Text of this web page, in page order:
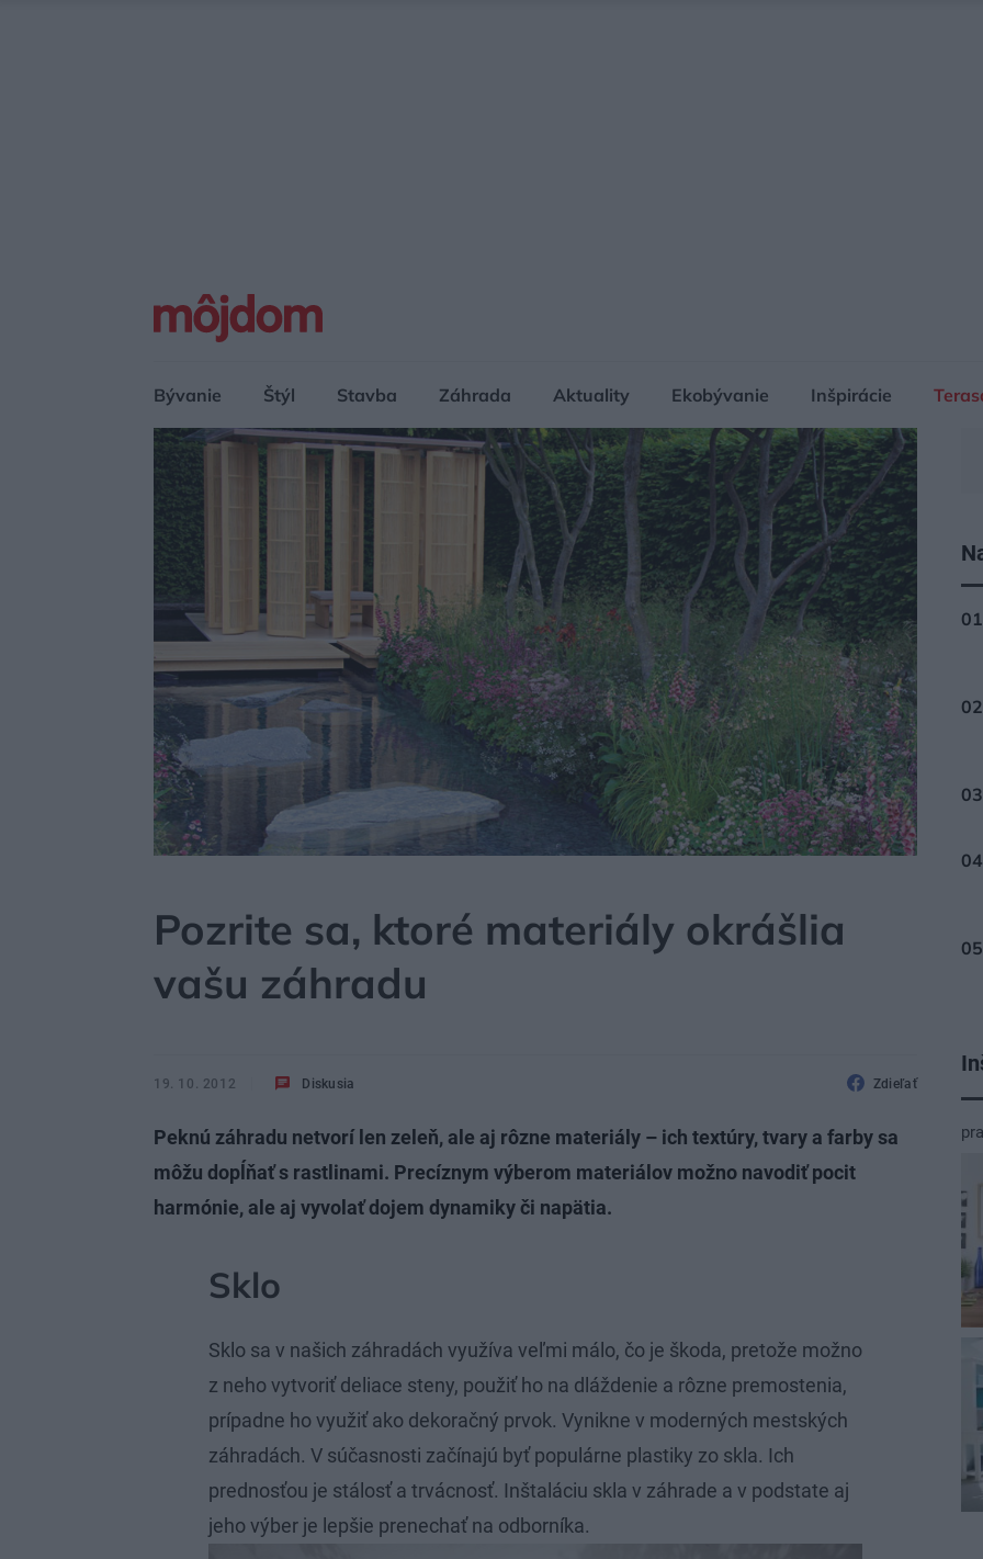
Bývanie Štýl Stavba Záhrada Aktuality Ekobývanie Inšpirácie
Pozrite sa, ktoré materiály okrášlia
vašu záhradu
19. 10. 2012 Diskusia Zdieľať
Peknú záhradu netvorí len zeleň, ale aj rôzne materiály – ich textúry, tvary a farby sa
môžu dopĺňať s rastlinami. Precíznym výberom materiálov možno navodiť pocit
harmónie, ale aj vyvolať dojem dynamiky či napätia.
Sklo
Sklo sa v našich záhradách využíva veľmi málo, čo je škoda, pretože možno
z neho vytvoriť deliace steny, použiť ho na dláždenie a rôzne premostenia,
prípadne ho využiť ako dekoračný prvok. Vynikne v moderných mestských
záhradách. V súčasnosti začínajú byť populárne plastiky zo skla. Ich
prednosťou je stálosť a trvácnosť. Inštaláciu skla v záhrade a v podstate aj
jeho výber je lepšie prenechať na odborníka.